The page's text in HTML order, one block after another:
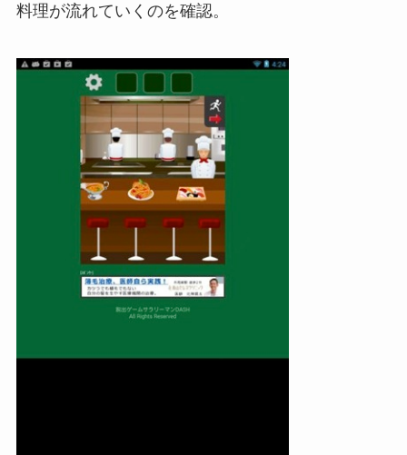
料理が流れていくのを確認。